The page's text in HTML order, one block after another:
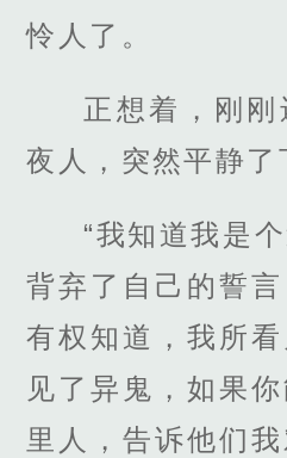
怜人了。
正想着，刚
夜人，突然平静了
“我知道我是
背弃了自己的誓
有权知道，我所
见了异鬼，如果
里人，告诉他们